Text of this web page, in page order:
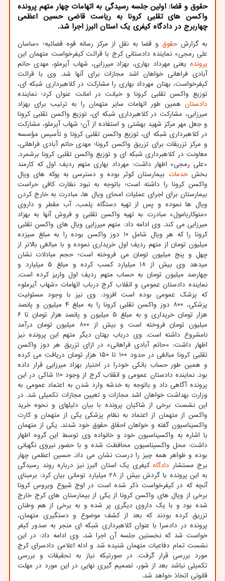
حقوق و قضا: اولین جلسه رسیدگی به اتهامات چهار متهم پرونده
واکسن های تقلبی کرونا به ریاست قاضی حسین اعظمی
چهاربرج در دادگاه کیفری یک استان البرز اجرا شد.
به گزارشحقوق و قضا به نقل از مرکز رسانه قوه قضائیه؛ «ساسان
علی رمجی» نماینده دادستانی کرج با قرائت کیفرخواست متهمان این
پرونده یعنی مهرداد بهاری، بهزاد میرزایی، شهاب آیرملو، مهدی حاتم
آبادی فراهانی خواهان اشد مجازات برای آنها شد. وی با قرائت
کیفرخواست، بهتان مهرداد بهاری را مشارکت در کلاهبرداری شبکه ای،
توزیع واکسن تقلبی کرونا و خیانت در امانت عنوان کرد؛ نماینده
دادستان همین طور اتهامات سایر متهمان را به ترتیب برای بهزاد
میرزایی، مشارکت در کلاهبرداری شبکه ای، توزیع واکسن تقلبی کرونا
و جعل مهر مرکز شهید بهشتی و استفاده از آن؛ شهاب آیرملو، مشارکت
در کلاهبرداری شبکه ای، توزیع واکسن تقلبی کرونا و تأسیس مؤسسه
و مرکز تزریقات برای تزریق واکسن کرونا؛ مهدی حاتم آبادی فراهانی،
معاونت در کلاهبرداری شبکه ای و توزیع واکسن تقلبی کرونا برشمرد.
«علی رمجی» اظهار داشت: مهرداد بهاری متهم ردیف اول که کارمند
بخشخدمات بیمارستان کوثر بوده و دسترسی به پوکه های ویال
واکسن کرونا را داشته است؛ باتوجه به نبود نظارت کافی حراست
بیمارستان برای اجرای عملیات امحای ویال ها، مبادرت به خارج کردن
ویال ها نموده و پس از تهیه دستگاه پلمب، آب مقطر و داروی
«متوکاربامول» مبادرت به تهیه واکسن تقلبی و فروش آنها به بهزاد
میرزایی می کند. وی ادامه داد: متهم میرزایی ویال های واکسن تقلبی
کرونا را که هر ویال شامل ۱۰ دوز واکسن بوده را به مبلغ سیزده
میلیون تومان از متهم ردیف اول خریداری نموده و با مبالغی بالاتر از
چهل و پنج میلیون تومان می فروخته است؛ حجم مبادلات نشان
میدهد وی بیش از ۱۸ میلیارد کسب کرده و مبلغ ۵ میلیارد و
چهارصد میلیون تومان به حساب متهم ردیف اول واریز کرده است.
نماینده دادستان عمومی و انقلاب کرج درباب اتهامات «شهاب آیرملو»
که پزشک عمومی بوده است افزود: وی نیز با وجود مسئولیت
پزشکی، ۸۰۰ دوز واکسن تقلبی کرونا را به مبلغ ۴ میلیون و پانصد
هزار تومان خریداری و به مبلغ ۵ میلیون و پانصد هزار تومان تا ۶
میلیون تومان فروخته است و بیش از ۸۰۰ میلیون تومان درآمد
نامشروع داشته است. وی درباب بهتان دیگر متهم این پرونده نیز
اظهار داشت: «حاتم آبادی فراهانی» در ازای تزریق هر دوز واکسن
تقلبی کرونا مبالغی در حدود ۱۰۰ تا ۱۵۰ هزار تومان دریافت می کرده
و همین طور حساب بانکی خودرا در اختیار بهزاد میرزایی قرار داده
بود. نماینده دادستان عمومی و انقلاب کرج از وجود ۱۱۰ شاکی در این
پرونده آگاهی داد و باتوجه به خدشه وارد شدن به اعتماد عمومی به
وزارت بهداشت خواهان اشد مجازات و تعیین مجازات تکمیلی شد. در
این نشست برخی از شاکیان پرونده با بیان دلیلهای و نحوه خرید
واکسن از متهمان از اعتماد به نظام پزشکی یکی از متهمان و کارت
واکسیناسیون گفته و خواهان احقاق حقوق خود شدند. یکی از متهمان
با اشاره به واکسیناسیون خود و خانواده وی توسط این گروه اظهار
داشت: محل واکسیناسیون محافظت شده و با حضور نیروی نگهبانی
بوده و ظواهر همه چیز را درست نشان می داد. حسین اعظمی چهار
برج مستشار دادگاه کیفری یک استان البرز نیز درباره روند رسیدگی
به این پرونده با گردش بیش از ۲۸ میلیارد تومانی بیان کرد: برمبنای
آنچه که در کیفرخواست ذکر شده است در اوج شیوع ویروس کرونا
برخی از ویال های واکسن کرونا از یکی از بیمارستان های کرج خارج
شده بود و با یک داروی دیگری پر شده و به برخی از هم وطنان
تزریق کرده بودند که بعد از کشف موضوع و دستگیری متهمان،
پرونده در دادسرا با عنوان کلاهبرداری شبکه ای منجر به صدور کیفر
خواست شد که نخستین جلسه آن اجرا شد. وی ادامه داد: در این
نشست تمام دفاعیات متهمان شنیده شد و ادله اعلامی دادسرای کرج
مورد بررسی قرار گرفت. در صورتیکه نیاز به تحقیقات و بررسی
تکمیلی نباشد بعد از شور، تصمیم گیری نهایی در این مورد در مهلت
قانونی اتخاذ خواهد شد.